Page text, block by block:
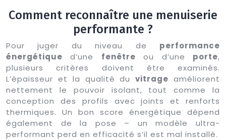
Comment reconnaître une menuiserie
performante ?
Pour juger du niveau de performance
énergétique d’une fenêtre ou d’une porte,
plusieurs critères doivent être examinés.
L’épaisseur et la qualité duvitrage améliorent
nettement le pouvoir isolant, tout comme la
conception des profils avec joints et renforts
thermiques. Un bon score énergétique dépend
également de la pose – un modèle ultra-
performant perd en efficacité s’il est mal installé.